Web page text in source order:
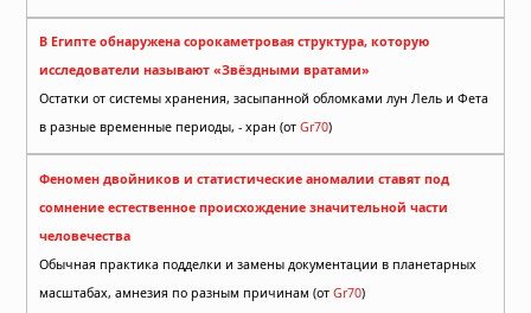
В Египте обнаружена сорокаметровая структура, которую
исследователи называют «Звёздными вратами»
Остатки от системы хранения, засыпанной обломками лун Лель и Фета
в разные временные периоды, - хран (от Gr70)
Феномен двойников и статистические аномалии ставят под
сомнение естественное происхождение значительной части
человечества
Обычная практика подделки и замены документации в планетарных
масштабах, амнезия по разным причинам (от Gr70)